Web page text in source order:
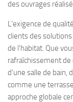
des ouvrages
L'exigence de
clients des
de l'habitat. Que
rafraîchissement
d'une salle de bain,
comme une
approche globale